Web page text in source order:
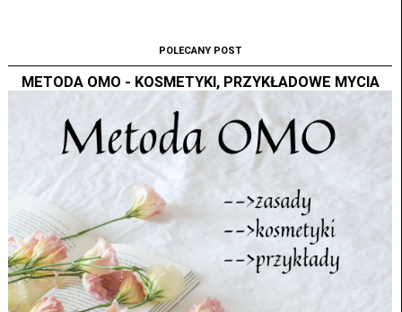
POLECANY POST
METODA OMO - KOSMETYKI, PRZYKŁADOWE MYCIA